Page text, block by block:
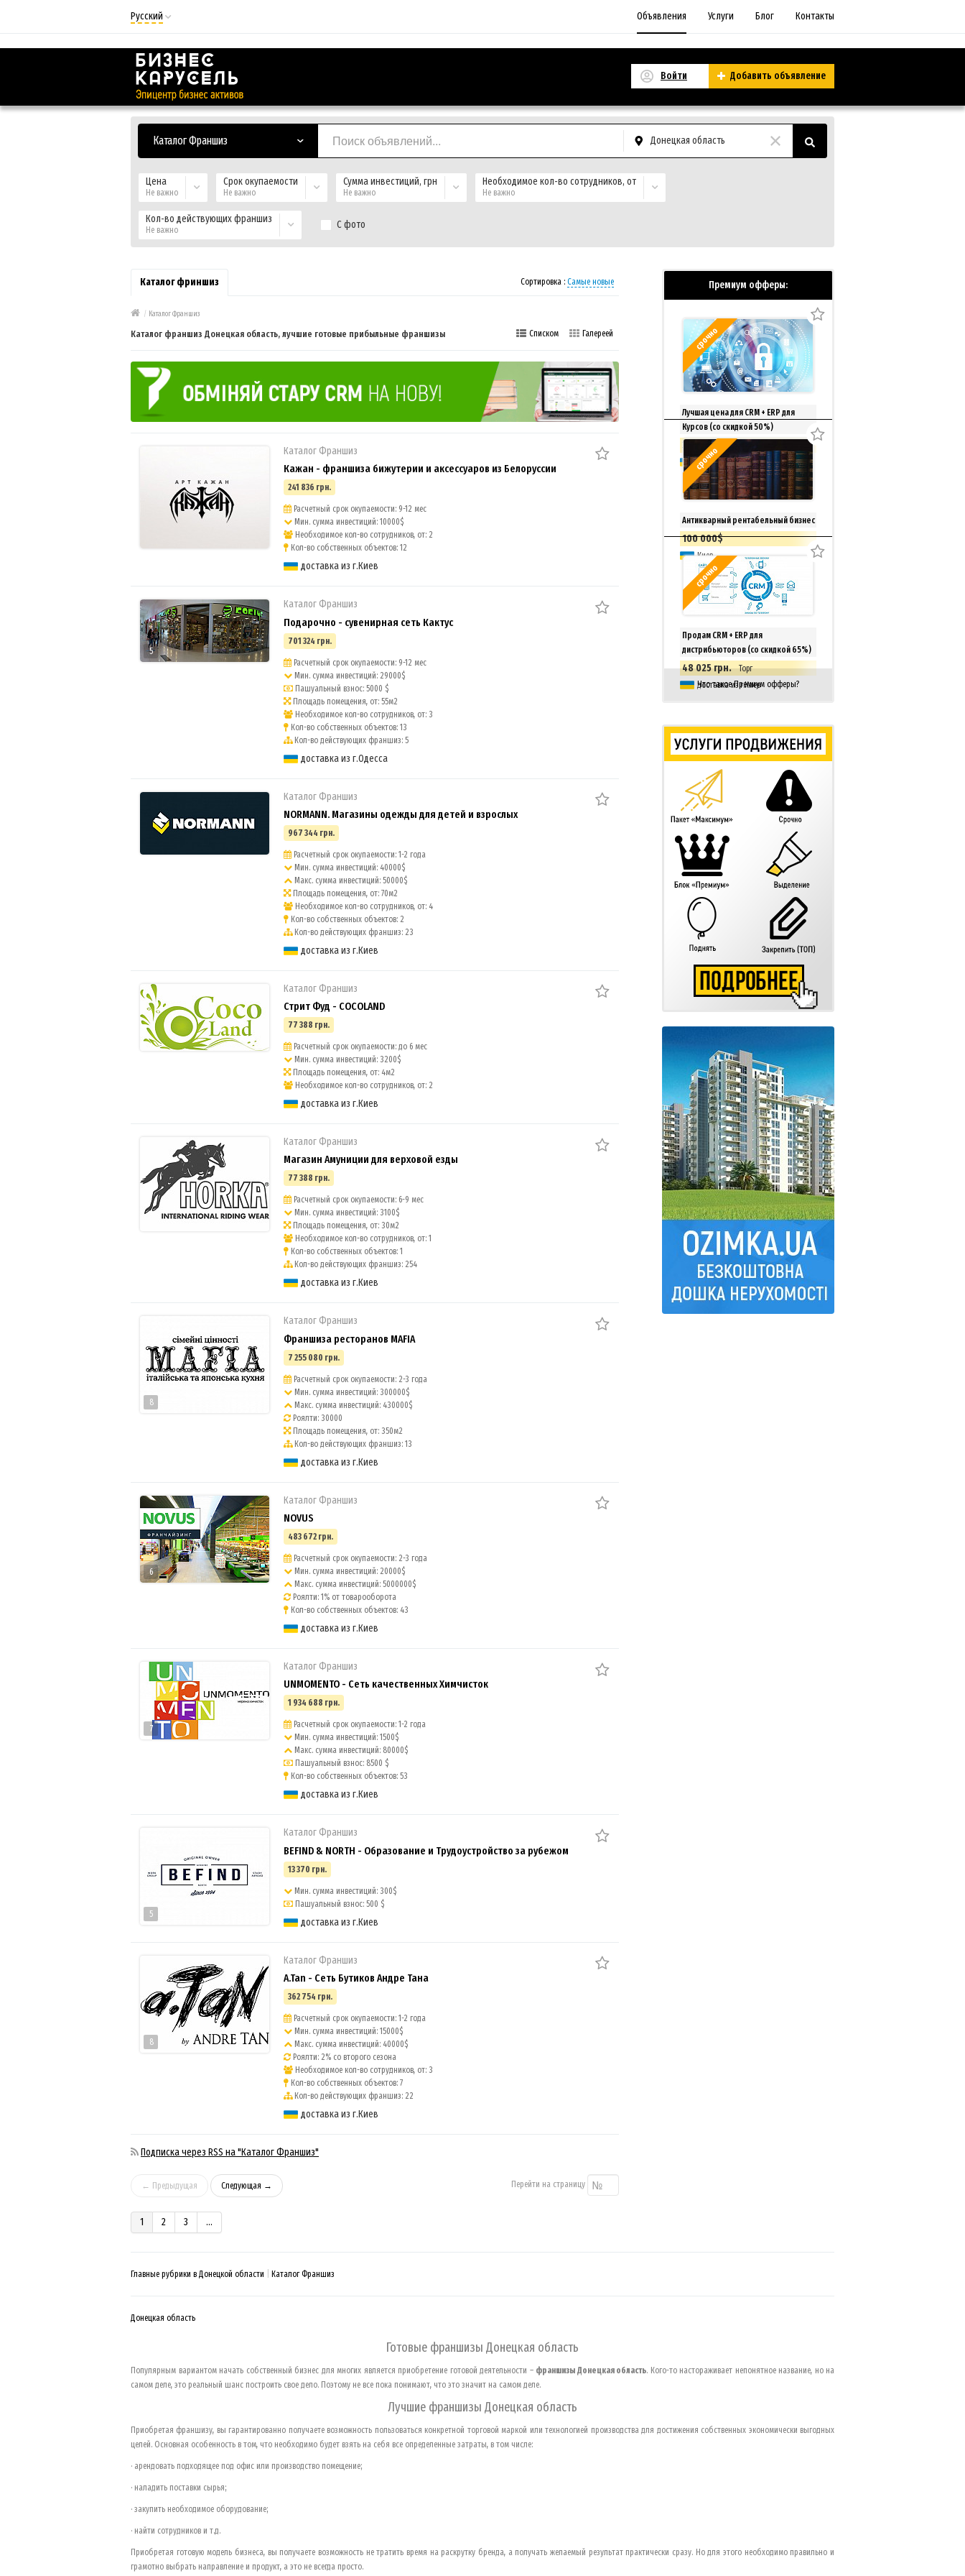
Русский
Русский
Українська
Объявления Услуги Блог Контакты
Войти Добавить объявление
Каталог Франшиз Донецкая область
Цена
Не важно
Срок окупаемости
Не важно
Сумма инвестиций, грн
Не важно
Необходимое кол-во сотрудников, от
Не важно
Кол-во действующих франшиз
Не важно С фото
Каталог фриншиз Сортировка : Самые новые
/ Каталог Франшиз
Каталог франшиз Донецкая область, лучшие готовые прибыльные франшизы Списком Галереей
Каталог Франшиз
Кажан - франшиза бижутерии и аксессуаров из Белоруссии
241 836 грн.
Расчетный срок окупаемости: 9-12 мес
Мин. сумма инвестиций: 10000$
Необходимое кол-во сотрудников, от: 2
Кол-во собственных объектов: 12
доставка из г.Киев
5
Каталог Франшиз
Подарочно - сувенирная сеть Кактус
701 324 грн.
Расчетный срок окупаемости: 9-12 мес
Мин. сумма инвестиций: 29000$
Пашуальный взнос: 5000 $
Площадь помещения, от: 55м2
Необходимое кол-во сотрудников, от: 3
Кол-во собственных объектов: 13
Кол-во действующих франшиз: 5
доставка из г.Одесса
Каталог Франшиз
NORMANN. Магазины одежды для детей и взрослых
967 344 грн.
Расчетный срок окупаемости: 1-2 года
Мин. сумма инвестиций: 40000$
Макс. сумма инвестиций: 50000$
Площадь помещения, от: 70м2
Необходимое кол-во сотрудников, от: 4
Кол-во собственных объектов: 2
Кол-во действующих франшиз: 23
доставка из г.Киев
Каталог Франшиз
Стрит Фуд - COCOLAND
77 388 грн.
Расчетный срок окупаемости: до 6 мес
Мин. сумма инвестиций: 3200$
Площадь помещения, от: 4м2
Необходимое кол-во сотрудников, от: 2
доставка из г.Киев
Каталог Франшиз
Магазин Амуниции для верховой езды
77 388 грн.
Расчетный срок окупаемости: 6-9 мес
Мин. сумма инвестиций: 3100$
Площадь помещения, от: 30м2
Необходимое кол-во сотрудников, от: 1
Кол-во собственных объектов: 1
Кол-во действующих франшиз: 254
доставка из г.Киев
8
Каталог Франшиз
Франшиза ресторанов MAFIA
7 255 080 грн.
Расчетный срок окупаемости: 2-3 года
Мин. сумма инвестиций: 300000$
Макс. сумма инвестиций: 430000$
Роялти: 30000
Площадь помещения, от: 350м2
Кол-во действующих франшиз: 13
доставка из г.Киев
6
Каталог Франшиз
NOVUS
483 672 грн.
Расчетный срок окупаемости: 2-3 года
Мин. сумма инвестиций: 20000$
Макс. сумма инвестиций: 5000000$
Роялти: 1% от товарооборота
Кол-во собственных объектов: 43
доставка из г.Киев
7
Каталог Франшиз
UNMOMENTO - Сеть качественных Химчисток
1 934 688 грн.
Расчетный срок окупаемости: 1-2 года
Мин. сумма инвестиций: 1500$
Макс. сумма инвестиций: 80000$
Пашуальный взнос: 8500 $
Кол-во собственных объектов: 53
доставка из г.Киев
5
Каталог Франшиз
BEFIND & NORTH - Образование и Трудоустройство за рубежом
13 370 грн.
Мин. сумма инвестиций: 300$
Пашуальный взнос: 500 $
доставка из г.Киев
8
Каталог Франшиз
A.Tan - Сеть Бутиков Андре Тана
362 754 грн.
Расчетный срок окупаемости: 1-2 года
Мин. сумма инвестиций: 15000$
Макс. сумма инвестиций: 40000$
Роялти: 2% со второго сезона
Необходимое кол-во сотрудников, от: 3
Кол-во собственных объектов: 7
Кол-во действующих франшиз: 22
доставка из г.Киев
Подписка через RSS на "Каталог Франшиз"
← Предыдущая Следующая → Перейти на страницу
1 2 3 ...
Премиум офферы:
срочно
Лучшая цена для CRM + ERP для
Курсов (со скидкой 50%)
33 150 грн.
доставка из г.Киев
срочно
Антикварный рентабельный бизнес
100 000$
Киев
срочно
Продам CRM + ERP для
дистрибьюторов (со скидкой 65%)
48 025 грн.
Торг
доставка из г.Киев
Что такое Премиум офферы?
Главные рубрики в Донецкой области Каталог Франшиз
Донецкая область
Готовые франшизы Донецкая область
Популярным вариантом начать собственный бизнес для многих является приобретение готовой деятельности – франшизы Донецкая область. Кого-то настораживает непонятное название, но на
самом деле, это реальный шанс построить свое дело. Поэтому не все пока понимают, что это значит на самом деле.
Лучшие франшизы Донецкая область
Приобретая франшизу, вы гарантированно получаете возможность пользоваться конкретной торговой маркой или технологией производства для достижения собственных экономически выгодных
целей. Основная особенность в том, что необходимо будет взять на себя все определенные затраты, в том числе:
· арендовать подходящее под офис или производство помещение;
· наладить поставки сырья;
· закупить необходимое оборудование;
· найти сотрудников и т.д.
Приобретая готовую модель бизнеса, вы получаете возможность не тратить время на раскрутку бренда, а получать желаемый результат практически сразу. Но для этого необходимо правильно и
грамотно выбрать направление и продукт, а это не всегда просто.